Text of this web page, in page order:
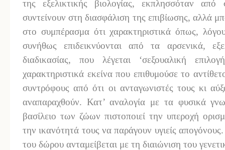
της εξελικτικής βιολογίας, εκπλησσόταν
συντείνουν στη διασφάλιση της επιβίωσης, αλλά
στο συμπέρασμα ότι χαρακτηριστικά όπως,
συνήθως επιδεικνύονται από τα αρσενικά,
διαδικασίας, που λέγεται ‘σεξουαλική
χαρακτηριστικά εκείνα που επιθυμούσε το
συντρόφους από ότι οι ανταγωνιστές τους κι
αναπαραχθούν. Κατ’ αναλογία με τα φυσικά
βασίλειο των ζώων πιστοποιεί την υπεροχή
την ικανότητά τους να παράγουν υγιείς
του δώρου ανταμείβεται με τη διαιώνιση του